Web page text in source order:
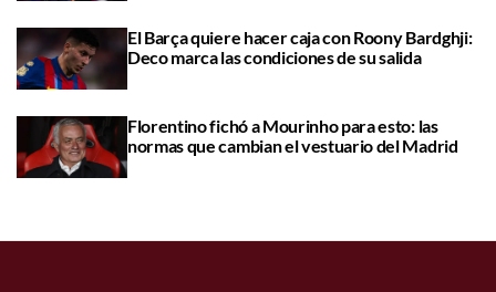
El Barça quiere hacer caja con Roony Bardghji:
Deco marca las condiciones de su salida
Florentino fichó a Mourinho para esto: las
normas que cambian el vestuario del Madrid